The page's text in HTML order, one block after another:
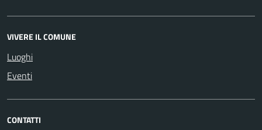
VIVERE IL COMUNE
Luoghi
Eventi
CONTATTI